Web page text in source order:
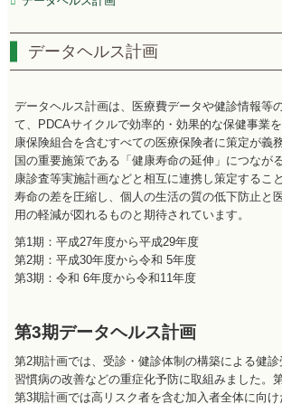
データヘルス計画
データヘルス計画は、医療費データや健診情報等
て、PDCAサイクルで効率的・効果的な保健事業
康保険組合を含むすべての医療保険者に策定が義
国の重要施策である「健康寿命の延伸」につなが
康診査等実施計画などと相互に連携し策定するこ
寿命の差を圧縮し、個人の生活の質の低下防止と
用の軽減が図れるものと期待されています。
第1期：平成27年度から平成29年度
第2期：平成30年度から令和 5年度
第3期：令和 6年度から令和11年度
第3期データヘルス計画
第2期計画では、受診・健診体制の構築による健
習慣病の改善などの重症化予防に取組みました。
第3期計画では高リスク者を含む加入者全体に向